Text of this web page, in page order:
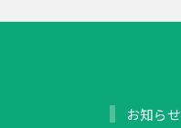
お知らせ